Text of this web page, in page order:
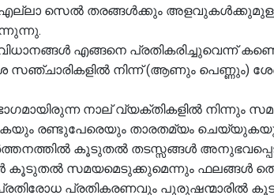
എല്ലാ സെൽ തരങ്ങൾക്കും
എങ്ങനെ പ്രതികരിച്ചുവെന്ന്
സഞ്ചാരികളിൽ നിന്ന് (ആണും പെണ്ണും)
നാല് വ്യക്തികളിൽ നിന്നും
രണ്ടുപേരെയും താരതമ്യം
കൂടുതൽ തടസ്സങ്ങൾ
കൂടുതൽ സമയമെടുക്കുമെന്നും ഫലങ്ങൾ
പ്രതികരണവും പുരുഷന്മാരിൽ